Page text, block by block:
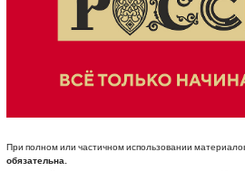
При полном или частичном использовании
обязательна.